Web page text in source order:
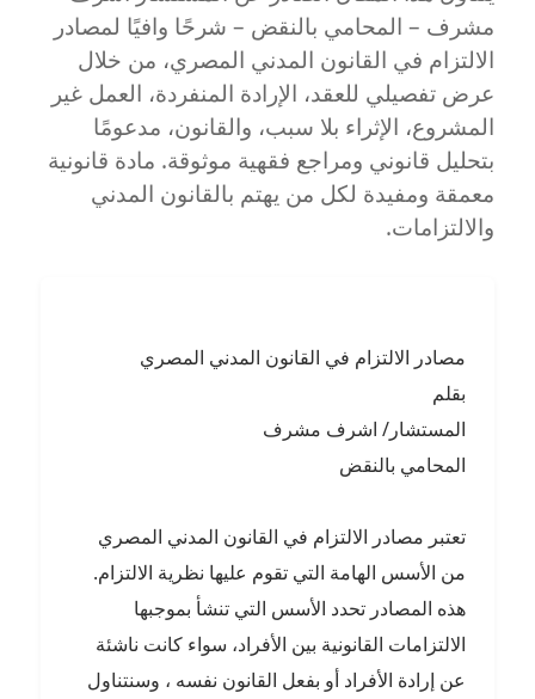
إلى
مشرف – المحامي بالنقض – شرحًا وافيًا لمصادر
الالتزام في القانون المدني المصري، من خلال
عرض تفصيلي للعقد، الإرادة المنفردة، العمل غير
المشروع، الإثراء بلا سبب، والقانون، مدعومًا
بتحليل قانوني ومراجع فقهية موثوقة. مادة قانونية
معمقة ومفيدة لكل من يهتم بالقانون المدني
والالتزامات.
مصادر الالتزام في القانون المدني المصري
بقلم
المستشار/ اشرف مشرف
المحامي بالنقض
تعتبر مصادر الالتزام في القانون المدني المصري
من الأسس الهامة التي تقوم عليها نظرية الالتزام.
هذه المصادر تحدد الأسس التي تنشأ بموجبها
الالتزامات القانونية بين الأفراد، سواء كانت ناشئة
عن إرادة الأفراد أو بفعل القانون نفسه ، وسنتناول